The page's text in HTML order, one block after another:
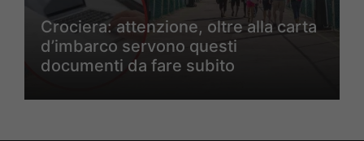
Crociera: attenzione, oltre alla carta
d’imbarco servono questi
documenti da fare subito